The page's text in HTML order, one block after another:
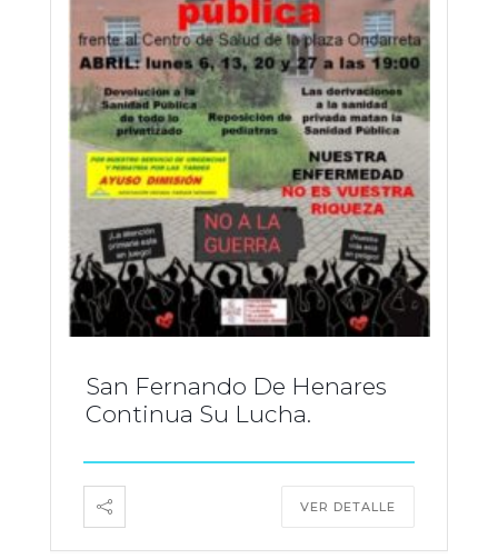
San Fernando De Henares
Continua Su Lucha.
VER DETALLE